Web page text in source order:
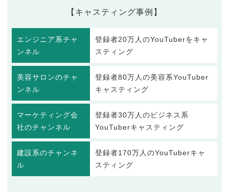
【キャスティング事例】
エンジニア系チャ
ンネル
登録者20万人のYouTuberをキャ
スティング
美容サロンのチャ
ンネル
登録者80万人の美容系YouTuber
キャスティング
マーケティング会
社のチャンネル
登録者30万人のビジネス系
YouTuberキャスティング
建設系のチャンネ
ル
登録者170万人のYouTuberキャ
スティング